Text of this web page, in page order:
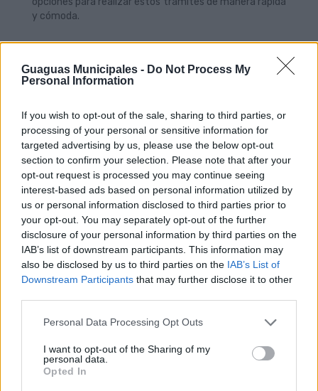
Guaguas Municipales - Do Not Process My
Personal Information
If you wish to opt-out of the sale, sharing to third parties, or
processing of your personal or sensitive information for
targeted advertising by us, please use the below opt-out
section to confirm your selection. Please note that after your
opt-out request is processed you may continue seeing
interest-based ads based on personal information utilized by
us or personal information disclosed to third parties prior to
your opt-out. You may separately opt-out of the further
disclosure of your personal information by third parties on the
IAB’s list of downstream participants. This information may
also be disclosed by us to third parties on the IAB’s List of
Downstream Participants that may further disclose it to other
Personal Data Processing Opt Outs
I want to opt-out of the Sharing of my
personal data.
Opted In
y cómoda.
Guaguas Municipales refuerza con
3.500 plazas extras las conexiones
con el Campus de Tafira durante la
PAU 2026
29/05/2026
Guaguas Municipales refuerza los próximos días 2, 3, 4
y 5 de junio las líneas regulares 25, 26 y 48, que
conectan distintas zonas de la capital grancanaria con
los desplazamientos del alumnado que se presente a la
Universitario (PAU).La compañía municipal de
transporte, con estas intensificaciones programadas,